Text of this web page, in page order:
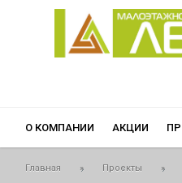
Перейти к основному содержанию
О КОМПАНИИ АКЦИИ
Вы здесь
Главная » Проекты »